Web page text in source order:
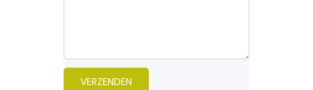
VERZENDEN